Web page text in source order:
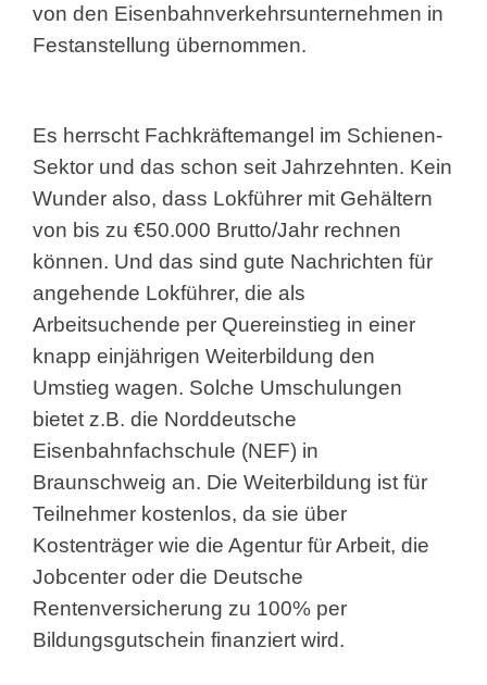
von den Eisenbahnverkehrsunternehmen in
Festanstellung übernommen.
Es herrscht Fachkräftemangel im Schienen-
Sektor und das schon seit Jahrzehnten. Kein
Wunder also, dass Lokführer mit Gehältern
von bis zu €50.000 Brutto/Jahr rechnen
können. Und das sind gute Nachrichten für
angehende Lokführer, die als
Arbeitsuchende per Quereinstieg in einer
knapp einjährigen Weiterbildung den
Umstieg wagen. Solche Umschulungen
bietet z.B. die Norddeutsche
Eisenbahnfachschule (NEF) in
Braunschweig an. Die Weiterbildung ist für
Teilnehmer kostenlos, da sie über
Kostenträger wie die Agentur für Arbeit, die
Jobcenter oder die Deutsche
Rentenversicherung zu 100% per
Bildungsgutschein finanziert wird.